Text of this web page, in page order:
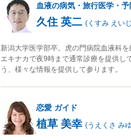
血液の病気・旅行医学・
久住 英二 ( くすみ えいじ
新潟大学医学部卒。虎の門病院血液科
エキナカで夜9時まで通常診療を提供し
う、様々な情報を提供して参ります。
恋愛 ガイド
植草 美幸 (うえくさ み